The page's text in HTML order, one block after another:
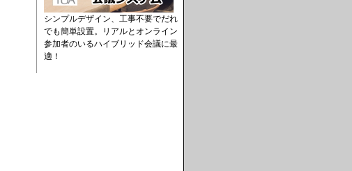
シンプルデザイン、工事不要でだれ
でも簡単設置。リアルとオンライン
参加者のいるハイブリッド会議に最
適！